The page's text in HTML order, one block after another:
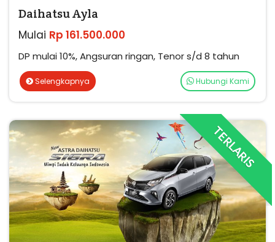
Daihatsu Ayla
Mulai Rp 161.500.000
DP mulai 10%, Angsuran ringan, Tenor s/d 8 tahun
Selengkapnya Hubungi Kami
TERLARIS